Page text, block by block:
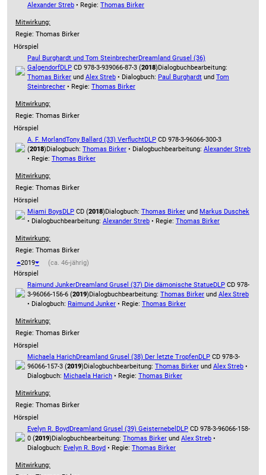
Alexander Streb • Regie: Thomas Birker
Mitwirkung:
Regie: Thomas Birker
Hörspiel
Paul Burghardt und Tom SteinbrecherDreamland Grusel (36)
GalgendorfDLP CD 978-3-939066-87-3 (2018)Dialogbuchbearbeitung:
Thomas Birker und Alex Streb • Dialogbuch: Paul Burghardt und Tom
Steinbrecher • Regie: Thomas Birker
Mitwirkung:
Regie: Thomas Birker
Hörspiel
A. F. MorlandTony Ballard (33) VerfluchtDLP CD 978-3-96066-300-3
(2018)Dialogbuch: Thomas Birker • Dialogbuchbearbeitung: Alexander Streb
• Regie: Thomas Birker
Mitwirkung:
Regie: Thomas Birker
Hörspiel
Miami BoysDLP CD (2018)Dialogbuch: Thomas Birker und Markus Duschek
• Dialogbuchbearbeitung: Alexander Streb • Regie: Thomas Birker
Mitwirkung:
Regie: Thomas Birker
2019
(ca. 46-jährig)
Hörspiel
Raimund JunkerDreamland Grusel (37) Die dämonische StatueDLP CD 978-
3-96066-156-6 (2019)Dialogbuchbearbeitung: Thomas Birker und Alex Streb
• Dialogbuch: Raimund Junker • Regie: Thomas Birker
Mitwirkung:
Regie: Thomas Birker
Hörspiel
Michaela HarichDreamland Grusel (38) Der letzte TropfenDLP CD 978-3-
96066-157-3 (2019)Dialogbuchbearbeitung: Thomas Birker und Alex Streb •
Dialogbuch: Michaela Harich • Regie: Thomas Birker
Mitwirkung:
Regie: Thomas Birker
Hörspiel
Evelyn R. BoydDreamland Grusel (39) Geisternebel DLP CD 978-3-96066-158-
0 (2019)Dialogbuchbearbeitung: Thomas Birker und Alex Streb •
Dialogbuch: Evelyn R. Boyd • Regie: Thomas Birker
Mitwirkung: